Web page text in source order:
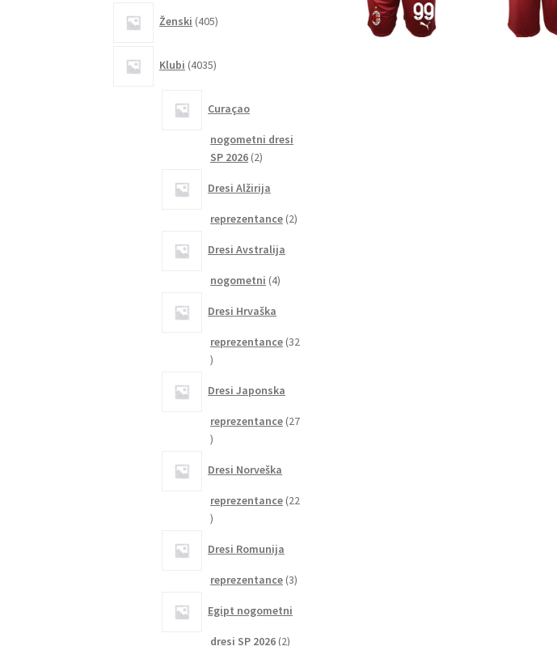
Ženski 405izdelkov
Klubi 4035izdelkov
Curaçao
nogometni dresi
SP 2026 22
Dresi Alžirija
reprezentance 22
Dresi Avstralija
nogometni 44
Dresi Hrvaška
reprezentance 32
32
Dresi Japonska
reprezentance 27
27
Dresi Norveška
reprezentance 22
22
Dresi Romunija
reprezentance 33
Egipt nogometni
dresi SP 2026 22